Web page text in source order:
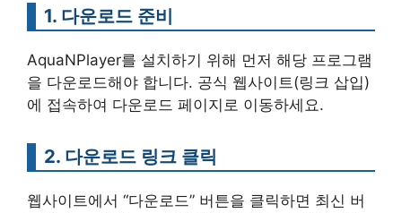
1. 다운로드 준비
AquaNPlayer를 설치하기 위해 먼저 해당 프로그램
을 다운로드해야 합니다. 공식 웹사이트(링크 삽입)
에 접속하여 다운로드 페이지로 이동하세요.
2. 다운로드 링크 클릭
웹사이트에서 “다운로드” 버튼을 클릭하면 최신 버